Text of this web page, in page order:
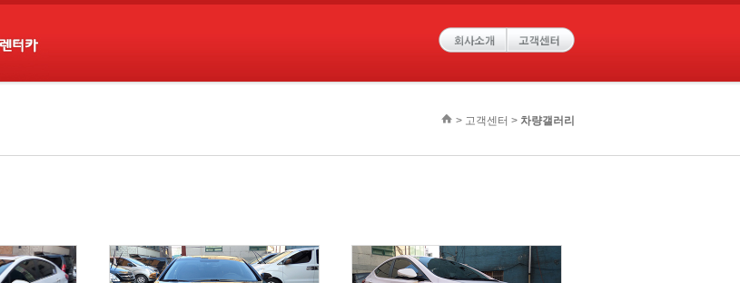
> 고객센터 > 차량갤러리